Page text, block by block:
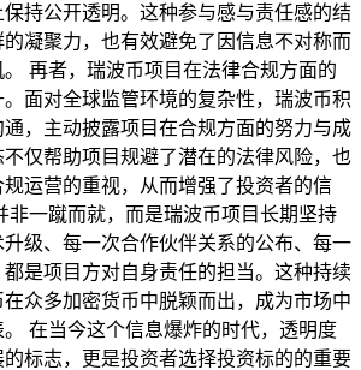
持公开透明。这种参与感与责任感的结
凝聚力，也有效避免了因信息不对称而
再者，瑞波币项目在法律合规方面的
面对全球监管环境的复杂性，瑞波币积
，主动披露项目在合规方面的努力与成
仅帮助项目规避了潜在的法律风险，也
运营的重视，从而增强了投资者的信
非一蹴而就，而是瑞波币项目长期坚持
级、每一次合作伙伴关系的公布、每一
是项目方对自身责任的担当。这种持续
众多加密货币中脱颖而出，成为市场中
在当今这个信息爆炸的时代，透明度
标志，更是投资者选择投资标的的重要